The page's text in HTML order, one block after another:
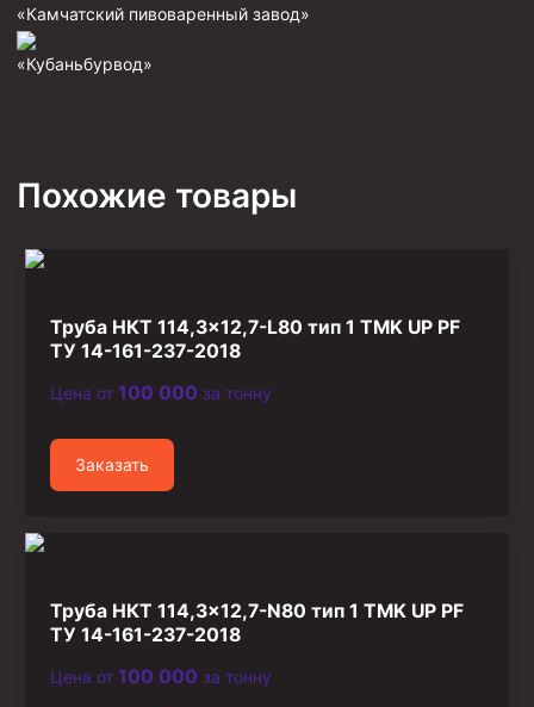
Фрезеры пилотные
Райберы конусные
Ключи
Колокола ловильные
Быстроразъёмные соединения (БРС)
Рукава буровые
Стропы
Стропы цепные
Канаты стальные
«Камчатский пивоваренный завод»
«Кубаньбурвод»
Похожие товары
Труба НКТ 114,3×12,7-L80 тип 1 TMK UP PF
ТУ 14-161-237-2018
Цена от 100 000 за тонну
Заказать
Труба НКТ 114,3×12,7-N80 тип 1 TMK UP PF
ТУ 14-161-237-2018
Цена от 100 000 за тонну